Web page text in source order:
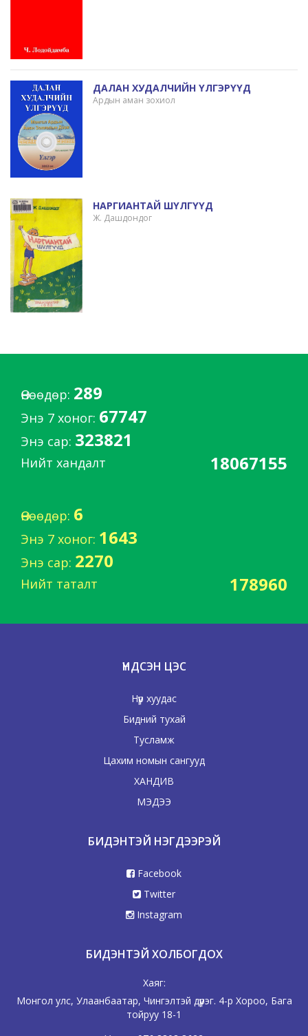
ДАЛАН ХУДАЛЧИЙН ҮЛГЭРҮҮД
Ардын аман зохиол
НАРГИАНТАЙ ШҮЛГҮҮД
Ж. Дашдондог
Өнөөдөр: 289
Энэ 7 хоног: 67747
Энэ сар: 323821
Нийт хандалт 18067155
Өнөөдөр: 6
Энэ 7 хоног: 1643
Энэ сар: 2270
Нийт таталт 178960
ҮНДСЭН ЦЭС
Нүүр хуудас
Бидний тухай
Тусламж
Цахим номын сангууд
ХАНДИВ
МЭДЭЭ
БИДЭНТЭЙ НЭГДЭЭРЭЙ
Facebook
Twitter
Instagram
БИДЭНТЭЙ ХОЛБОГДОХ
Хаяг:
Монгол улс, Улаанбаатар, Чингэлтэй дүүрэг. 4-р Хороо, Бага
тойруу 18-1